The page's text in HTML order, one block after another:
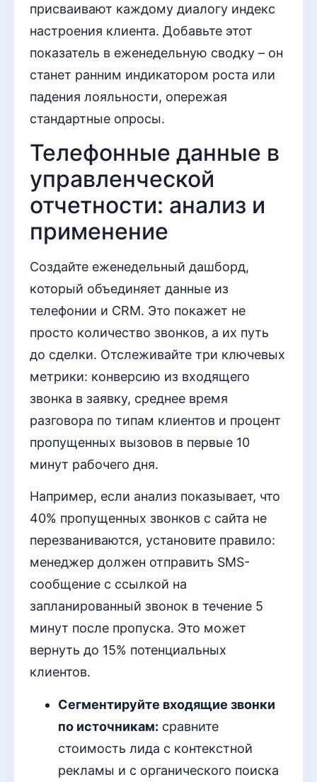
присваивают каждому диалогу индекс
настроения клиента. Добавьте этот
показатель в еженедельную сводку – он
станет ранним индикатором роста или
падения лояльности, опережая
стандартные опросы.
Телефонные данные в
управленческой
отчетности: анализ и
применение
Создайте еженедельный дашборд,
который объединяет данные из
телефонии и CRM. Это покажет не
просто количество звонков, а их путь
до сделки. Отслеживайте три ключевых
метрики: конверсию из входящего
звонка в заявку, среднее время
разговора по типам клиентов и процент
пропущенных вызовов в первые 10
минут рабочего дня.
Например, если анализ показывает, что
40% пропущенных звонков с сайта не
перезваниваются, установите правило:
менеджер должен отправить SMS-
сообщение с ссылкой на
запланированный звонок в течение 5
минут после пропуска. Это может
вернуть до 15% потенциальных
клиентов.
Сегментируйте входящие звонки
по источникам: сравните
стоимость лида с контекстной
рекламы и с органического поиска